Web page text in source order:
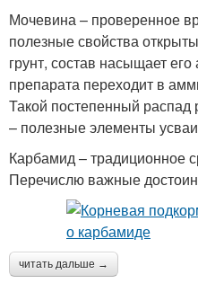
Мочевина – проверенное
полезные свойства
грунт, состав насыщает
препарата переходит в
Такой постепенный распад
– полезные элементы
Карбамид – традиционное
Перечислю важные
читать дальше →